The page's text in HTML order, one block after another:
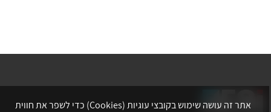
אתר זה עושה שימוש בקובצי עוגיות (Cookies) כדי לשפר את חווית